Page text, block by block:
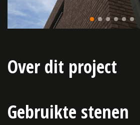
Over dit project
Gebruikte stenen